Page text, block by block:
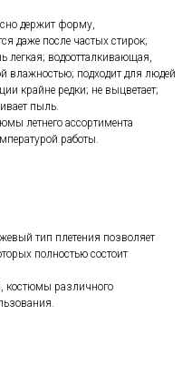
держит форму,
даже после частых стирок;
легкая; водоотталкивающая,
влажностью; подходит для людей
крайне редки; не выцветает;
пыль.
летнего ассортимента
работы.
тип плетения позволяет
полностью состоит
костюмы различного